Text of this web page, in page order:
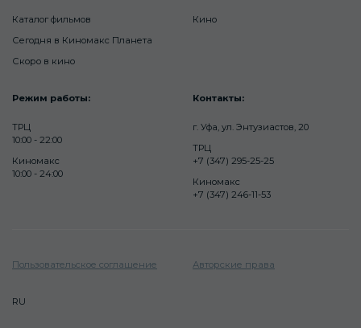
Каталог фильмов
Сегодня в Киномакс Планета
Скоро в кино
Кино
Режим работы:
ТРЦ
10:00 - 22:00
Киномакс
10:00 - 24:00
Контакты:
г. Уфа, ул. Энтузиастов, 20
ТРЦ
+7 (347) 295-25-25
Киномакс
+7 (347) 246-11-53
Пользовательское соглашение Авторские права
RU